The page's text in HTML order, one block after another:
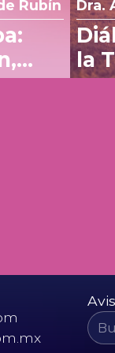
Rubín Dra.
la
el